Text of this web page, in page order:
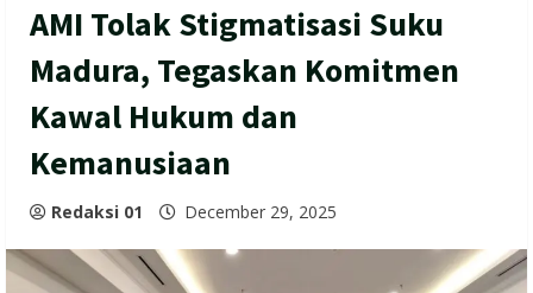
AMI Tolak Stigmatisasi Suku
Madura, Tegaskan Komitmen
Kawal Hukum dan
Kemanusiaan
Redaksi 01 December 29, 2025